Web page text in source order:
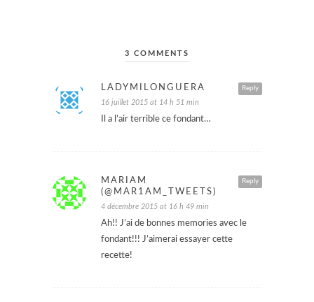
3 COMMENTS
Reply
LADYMILONGUERA
16 juillet 2015 at 14 h 51 min
Il a l’air terrible ce fondant…
Reply
MARIAM
(@MAR1AM_TWEETS)
4 décembre 2015 at 16 h 49 min
Ah!! J’ai de bonnes memories avec le
fondant!!! J’aimerai essayer cette
recette!